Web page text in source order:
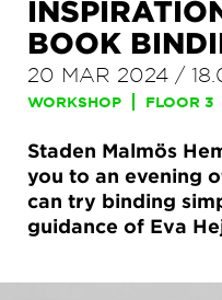
BOOK
20 MAR 2024 /
WORKSHOP FLOOR 3
Staden Malmös
you to an evening
can try binding
guidance of Eva